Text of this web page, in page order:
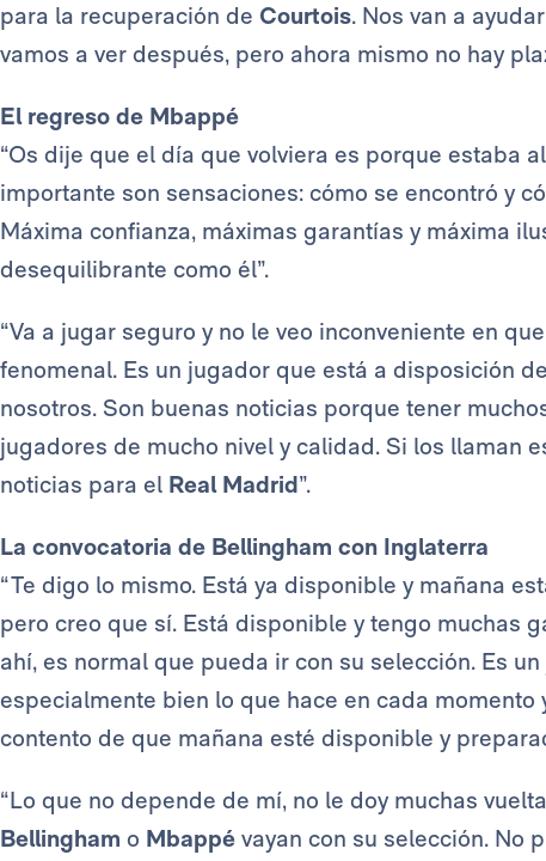
para la recuperación de Courtois. Nos van a
vamos a ver después, pero ahora mismo no hay
El regreso de Mbappé
“Os dije que el día que volviera es porque estaba
importante son sensaciones: cómo se encontró y
Máxima confianza, máximas garantías y máxima
desequilibrante como él”.
“Va a jugar seguro y no le veo inconveniente en
fenomenal. Es un jugador que está a disposición
nosotros. Son buenas noticias porque tener
jugadores de mucho nivel y calidad. Si los llaman
noticias para el Real Madrid”.
La convocatoria de Bellingham con Inglaterra
“Te digo lo mismo. Está ya disponible y mañana
pero creo que sí. Está disponible y tengo muchas
ahí, es normal que pueda ir con su selección. Es
especialmente bien lo que hace en cada momento
contento de que mañana esté disponible y
“Lo que no depende de mí, no le doy muchas
Bellingham o Mbappé vayan con su selección. No